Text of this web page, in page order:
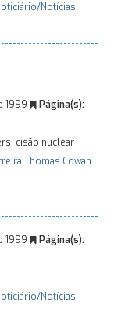
Notícias
1999
Página(s):
cisão nuclear
Thomas Cowan
1999
Página(s):
Notícias